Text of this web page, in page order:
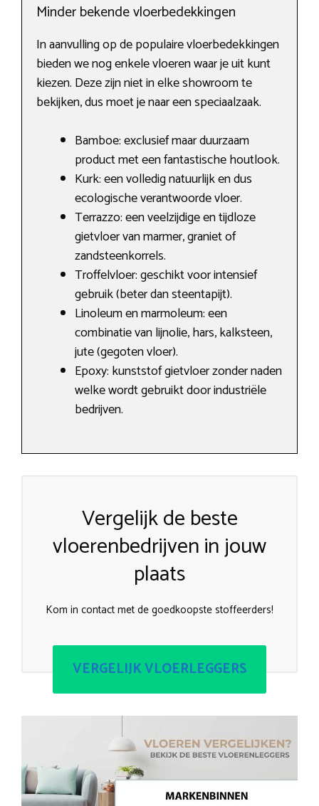
Minder bekende vloerbedekkingen
In aanvulling op de populaire vloerbedekkingen
bieden we nog enkele vloeren waar je uit kunt
kiezen. Deze zijn niet in elke showroom te
bekijken, dus moet je naar een speciaalzaak.
Bamboe: exclusief maar duurzaam
product met een fantastische houtlook.
Kurk: een volledig natuurlijk en dus
ecologische verantwoorde vloer.
Terrazzo: een veelzijdige en tijdloze
gietvloer van marmer, graniet of
zandsteenkorrels.
Troffelvloer: geschikt voor intensief
gebruik (beter dan steentapijt).
Linoleum en marmoleum: een
combinatie van lijnolie, hars, kalksteen,
jute (gegoten vloer).
Epoxy: kunststof gietvloer zonder naden
welke wordt gebruikt door industriële
bedrijven.
Vergelijk de beste
vloerenbedrijven in jouw
plaats
Kom in contact met de goedkoopste stoffeerders!
VERGELIJK VLOERLEGGERS